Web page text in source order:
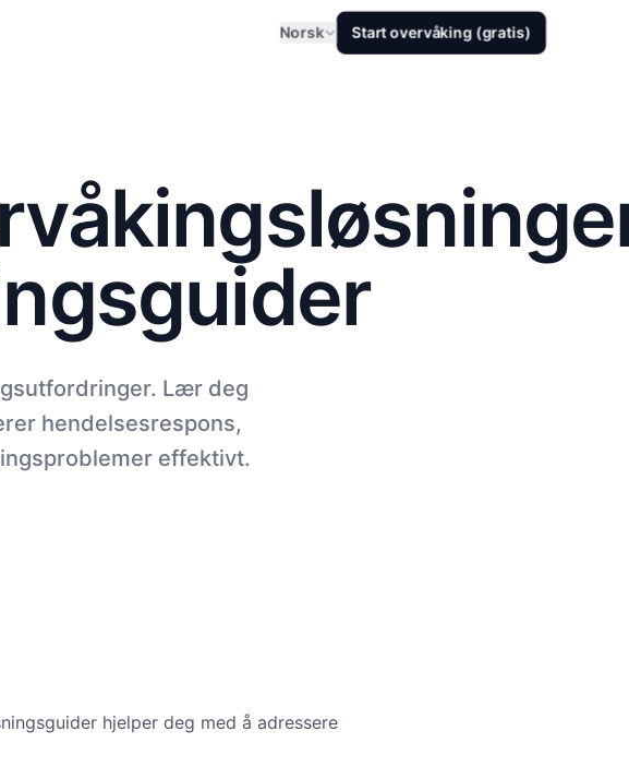
Norsk Start overvåking (gratis)
Lær deg
hendelsesrespons,
effektivt.
hjelper deg med å adressere